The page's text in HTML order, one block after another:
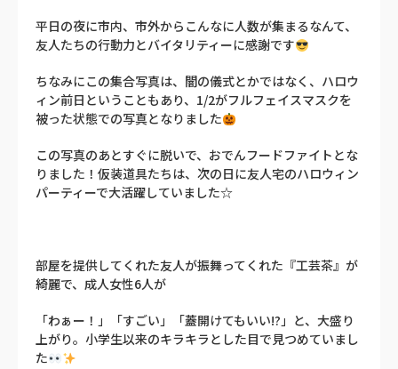
平日の夜に市内、市外からこんなに人数が集まるなんて、
友人たちの行動力とバイタリティーに感謝です
ちなみにこの集合写真は、闇の儀式とかではなく、ハロウ
ィン前日ということもあり、1/2がフルフェイスマスクを
被った状態での写真となりました
この写真のあとすぐに脱いで、おでんフードファイトとな
りました！仮装道具たちは、次の日に友人宅のハロウィン
パーティーで大活躍していました☆
部屋を提供してくれた友人が振舞ってくれた『工芸茶』が
綺麗で、成人女性6人が
「わぁー！」「すごい」「蓋開けてもいい!?」と、大盛り
上がり。小学生以来のキラキラとした目で見つめていまし
た